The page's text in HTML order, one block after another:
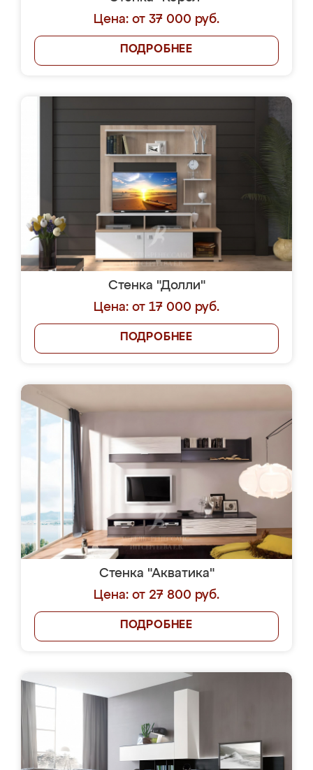
Цена: от 37 000 руб.
ПОДРОБНЕЕ
Стенка "Долли"
Цена: от 17 000 руб.
ПОДРОБНЕЕ
Стенка "Акватика"
Цена: от 27 800 руб.
ПОДРОБНЕЕ